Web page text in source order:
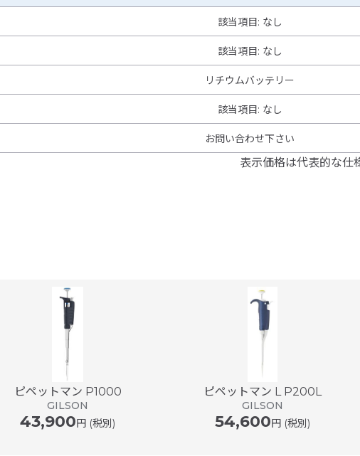
該当項目: なし
該当項目: なし
リチウムバッテリー
該当項目: なし
お問い合わせ下さい
表示価格は代表的な仕
ピペットマン P1000
GILSON
43,900円 (税別)
ピペットマン L P200L
GILSON
54,600円 (税別)